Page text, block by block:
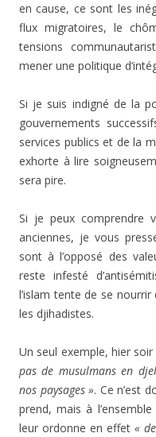
en cause, ce sont les
flux migratoires, le
tensions
mener une politique
Si je suis indigné de la
gouvernements
services publics et de la
exhorte à lire
sera pire.
Si je peux comprendre
anciennes, je vous
sont à l’opposé des
reste infesté
l’islam tente de se
les djihadistes.
Un seul exemple, hier
pas de musulmans en
nos paysages ». Ce n’est
prend, mais à
leur ordonne en effet«